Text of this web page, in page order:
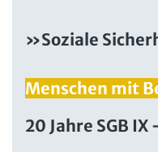
Personalratswissen online
Arbeitszeit online
KI-Praxis Arbeitsrecht
Bund SHOP
Abo
mein Bund-Online
»Soziale
Menschen mit
20 Jahre SGB